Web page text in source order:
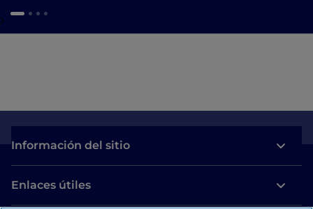
Información del sitio
Enlaces útiles